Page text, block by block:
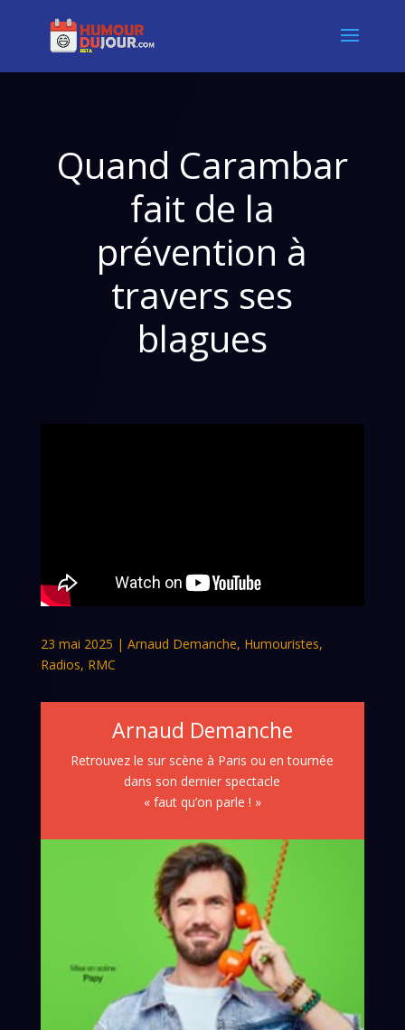
Quand Carambar
fait de la
prévention à
travers ses
blagues
23 mai 2025 | Arnaud Demanche, Humouristes,
Radios, RMC
Arnaud Demanche
Retrouvez le sur scène à Paris ou en tournée
dans son dernier spectacle
« faut qu’on parle ! »